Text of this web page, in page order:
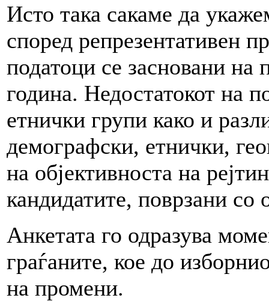
Исто така сакаме да
според репрезентативен
податоци се засновани на
година. Недостатокот на
етнички групи како и
демографски, етнички,
на објективноста на
кандидатите, поврзани со
Анкетата го одразува
граѓаните, кое до
на промени.